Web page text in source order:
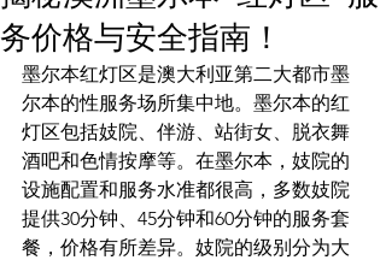
白雪
x
小c
yonny
联系我们
Plans & Pricing
VVIP会员
务价格与安全指南！
墨尔本红灯区是澳大利亚第二大都市墨
尔本的性服务场所集中地。墨尔本的红
灯区包括妓院、伴游、站街女、脱衣舞
酒吧和色情按摩等。在墨尔本，妓院的
设施配置和服务水准都很高，多数妓院
提供30分钟、45分钟和60分钟的服务套
餐，价格有所差异。妓院的级别分为大